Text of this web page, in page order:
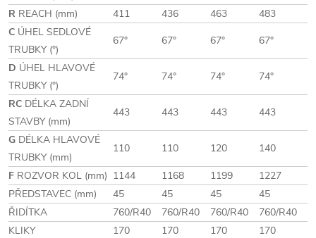
R REACH (mm) 411 436 463
483
C ÚHEL SEDLOVÉ
TRUBKY (°)
67° 67° 67° 67°
D ÚHEL HLAVOVÉ
TRUBKY (°)
74° 74° 74° 74°
RC DÉLKA ZADNÍ
STAVBY (mm)
443 443 443 443
G DÉLKA HLAVOVÉ
TRUBKY (mm)
110 110 120 140
F ROZVOR KOL (mm) 1144 1168 1199
1227
PŘEDSTAVEC (mm)
45 45 45
45
ŘIDÍTKA
760/R40 760/R40 760/R40
760/R40
KLIKY
170 170 170
170